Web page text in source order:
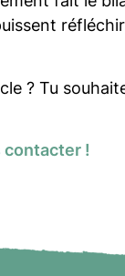
? Tu
contacter !